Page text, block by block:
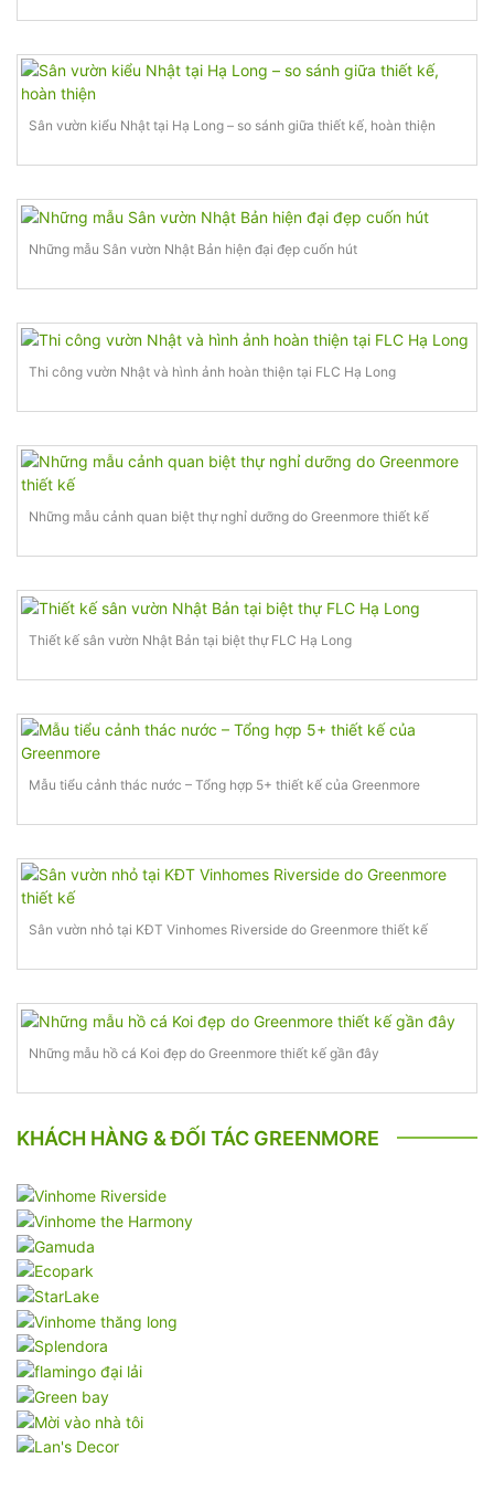
Sân vườn kiểu Nhật tại Hạ Long – so sánh giữa thiết kế, hoàn thiện
Những mẫu Sân vườn Nhật Bản hiện đại đẹp cuốn hút
Thi công vườn Nhật và hình ảnh hoàn thiện tại FLC Hạ Long
Những mẫu cảnh quan biệt thự nghỉ dưỡng do Greenmore thiết kế
Thiết kế sân vườn Nhật Bản tại biệt thự FLC Hạ Long
Mẫu tiểu cảnh thác nước – Tổng hợp 5+ thiết kế của Greenmore
Sân vườn nhỏ tại KĐT Vinhomes Riverside do Greenmore thiết kế
Những mẫu hồ cá Koi đẹp do Greenmore thiết kế gần đây
KHÁCH HÀNG & ĐỐI TÁC GREENMORE